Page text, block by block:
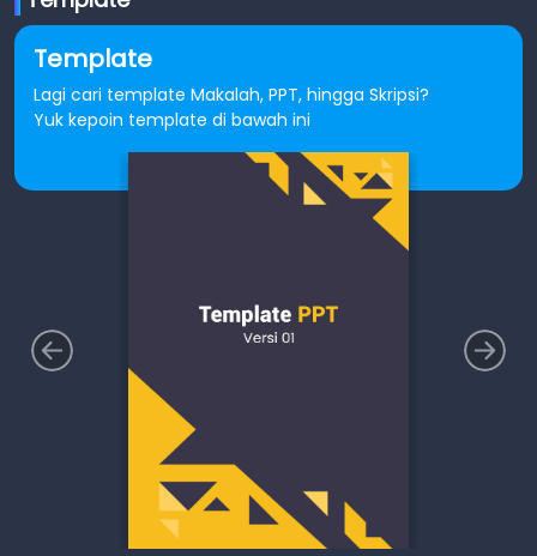
Template
Lagi cari template Makalah, PPT, hingga Skripsi?
Yuk kepoin template di bawah ini